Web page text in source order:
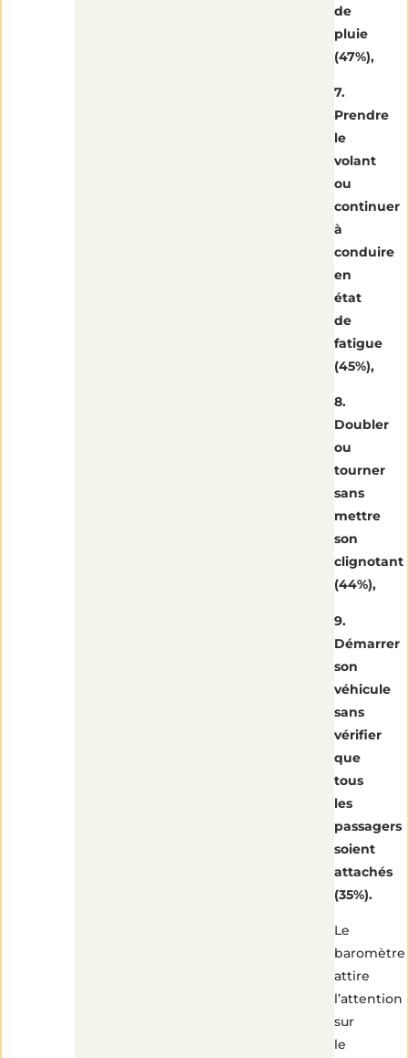
de
pluie
(47%),
7.
Prendre
le
volant
ou
continuer
à
conduire
en
état
de
fatigue
(45%),
8.
Doubler
ou
tourner
sans
mettre
son
clignotant
(44%),
9.
Démarrer
son
véhicule
sans
vérifier
que
tous
les
passagers
soient
attachés
(35%).
Le
baromètre
attire
l’attention
sur
le